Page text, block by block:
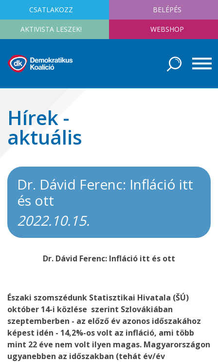
CSATLAKOZZ BELÉPÉS
AKTIVISTA LESZEK! WEBSHOP
Hírek -
aktuális
Dr. Dávid Ferenc: Infláció itt
és ott
2022.10.15.
Dr. Dávid Ferenc: Infláció itt és ott
Északi szomszédunk Statisztikai Hivatala (ŠÚ)
október 14-i közlése szerint Szlovákiában
szeptemberben - az előző év azonos időszakához
képest idén - 14,2%-os volt az infláció, ami több
mint 22 éve nem volt ilyen magas. Magyarországon
ugyanebben az időszakban (tehát év/év